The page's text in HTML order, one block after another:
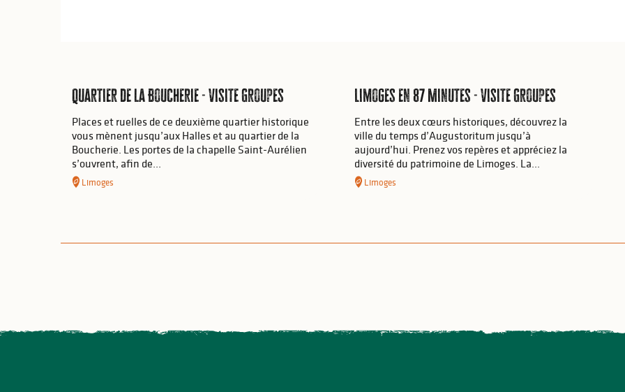
Quartier de la Boucherie - Visite Groupes
Places et ruelles de ce deuxième quartier historique
vous mènent jusqu’aux Halles et au quartier de la
Boucherie. Les portes de la chapelle Saint-Aurélien
s’ouvrent, afin de...
Limoges
Limoges en 87 Minutes - Visite Groupes
Entre les deux cœurs historiques, découvrez la
ville du temps d’Augustoritum jusqu’à
aujourd’hui. Prenez vos repères et appréciez la
diversité du patrimoine de Limoges. La...
Limoges